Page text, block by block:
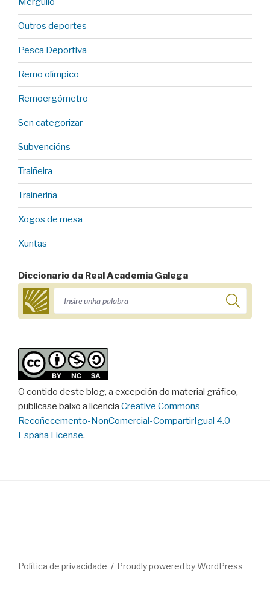
Outros deportes
Pesca Deportiva
Remo olímpico
Remoergómetro
Sen categorizar
Subvencións
Traiñeira
Traineriña
Xogos de mesa
Xuntas
Diccionario da Real Academia Galega
O contido deste blog, a excepción do material gráfico,
publicase baixo a licencia Creative Commons
Recoñecemento-NonComercial-CompartirIgual 4.0
España License.
Política de privacidade Proudly powered by WordPress